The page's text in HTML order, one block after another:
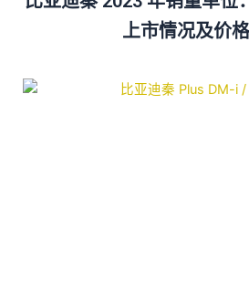
上市情况及价